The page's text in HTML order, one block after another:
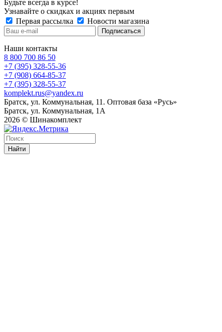
Будьте всегда в курсе!
Узнавайте о скидках и акциях первым
Первая рассылка
Новости магазина
Наши контакты
8 800 700 86 50
+7 (395) 328-55-36
+7 (908) 664-85-37
+7 (395) 328-55-37
komplekt.rus@yandex.ru
Братск, ул. Коммунальная, 11. Оптовая база «Русь»
Братск, ул. Коммунальная, 1А
2026 © Шинакомплект
Найти